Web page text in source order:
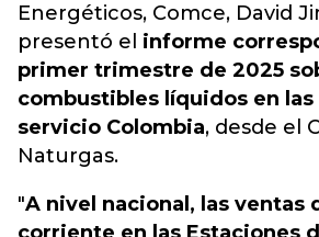
Energéticos, Comce, David
presentó el informe
primer trimestre de 2025
combustibles líquidos en las
servicio Colombia, desde el
Naturgas.
"A nivel nacional, las ventas